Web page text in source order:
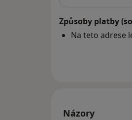
Způsoby platby
Na teto adrese
Názory